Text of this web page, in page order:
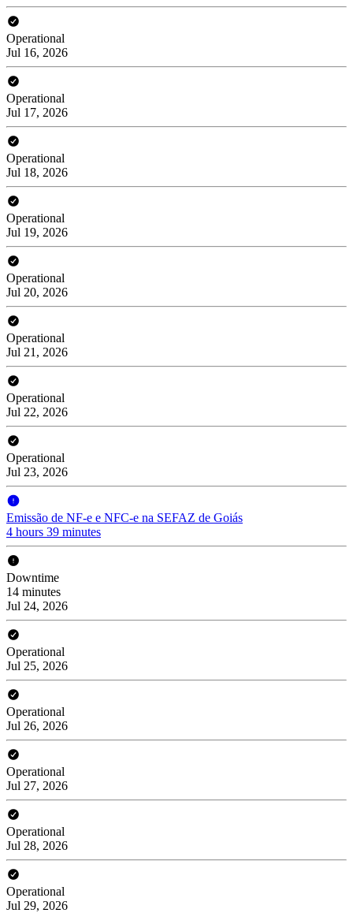
Operational
Jul 16, 2026
Operational
Jul 17, 2026
Operational
Jul 18, 2026
Operational
Jul 19, 2026
Operational
Jul 20, 2026
Operational
Jul 21, 2026
Operational
Jul 22, 2026
Operational
Jul 23, 2026
Emissão de NF-e e NFC-e na SEFAZ de Goiás
4 hours 39 minutes
Downtime
14 minutes
Jul 24, 2026
Operational
Jul 25, 2026
Operational
Jul 26, 2026
Operational
Jul 27, 2026
Operational
Jul 28, 2026
Operational
Jul 29, 2026